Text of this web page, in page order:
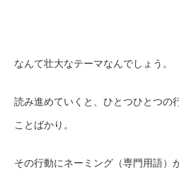
なんて壮大なテーマなんでしょう。
読み進めていくと、ひとつひとつの
ことばかり。
その行動にネーミング（専門用語）